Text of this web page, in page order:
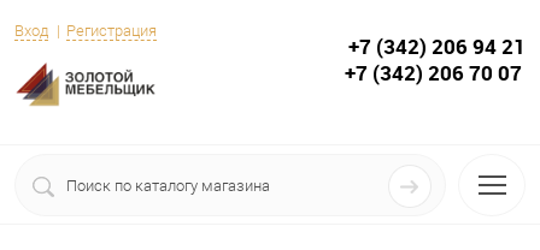
Вход Регистрация
+7 (342) 206 94 21
+7 (342) 206 70 07